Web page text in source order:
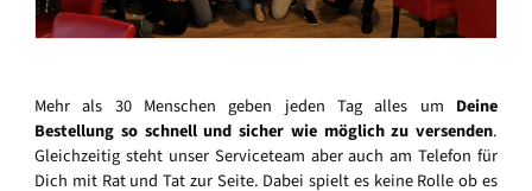
Mehr als 30 Menschen geben jeden Tag alles um Deine
Bestellung so schnell und sicher wie möglich zu versenden.
Gleichzeitig steht unser Serviceteam aber auch am Telefon für
Dich mit Rat und Tat zur Seite. Dabei spielt es keine Rolle ob es